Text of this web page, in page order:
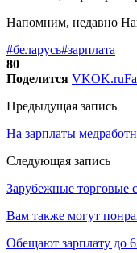
Напомним, недавно
#беларусь#зарплата
80
Поделится VKOK.ru
Предыдущая запись
На зарплаты
Следующая запись
Зарубежные торговые
Вам также могут
Обещают зарплату до